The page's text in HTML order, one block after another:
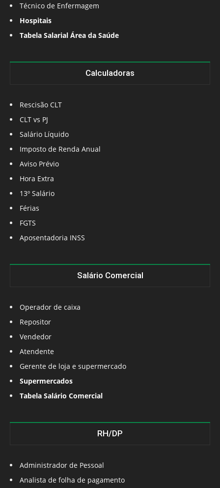
Técnico de Enfermagem
Hospitais
Tabela Salarial Área da Saúde
Calculadoras
Rescisão CLT
CLT vs PJ
Salário Líquido
Imposto de Renda Anual
Aviso Prévio
Hora Extra
13º Salário
Férias
FGTS
Aposentadoria INSS
Salário Comercial
Operador de caixa
Repositor
Vendedor
Atendente
Gerente de loja e supermercado
Supermercados
Tabela Salário Comercial
RH/DP
Administrador de Pessoal
Analista de folha de pagamento